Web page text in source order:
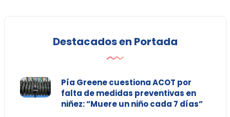
Destacados en Portada
Pía Greene cuestiona ACOT por
falta de medidas preventivas en
niñez: “Muere un niño cada 7 días”